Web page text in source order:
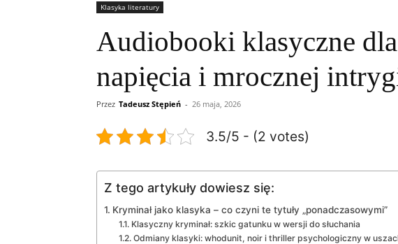
Klasyka literatury
Audiobooki klasyczne
napięcia i mrocznej
Przez Tadeusz Stępień - 26 maja, 2026
3.5/5 - (2 votes)
Z tego artykuły dowiesz się:
Kryminał jako klasyka – co czyni te tytuły „ponadczasowymi”
Klasyczny kryminał: szkic gatunku w wersji do słuchania
Odmiany klasyki: whodunit, noir i thriller psychologiczny w